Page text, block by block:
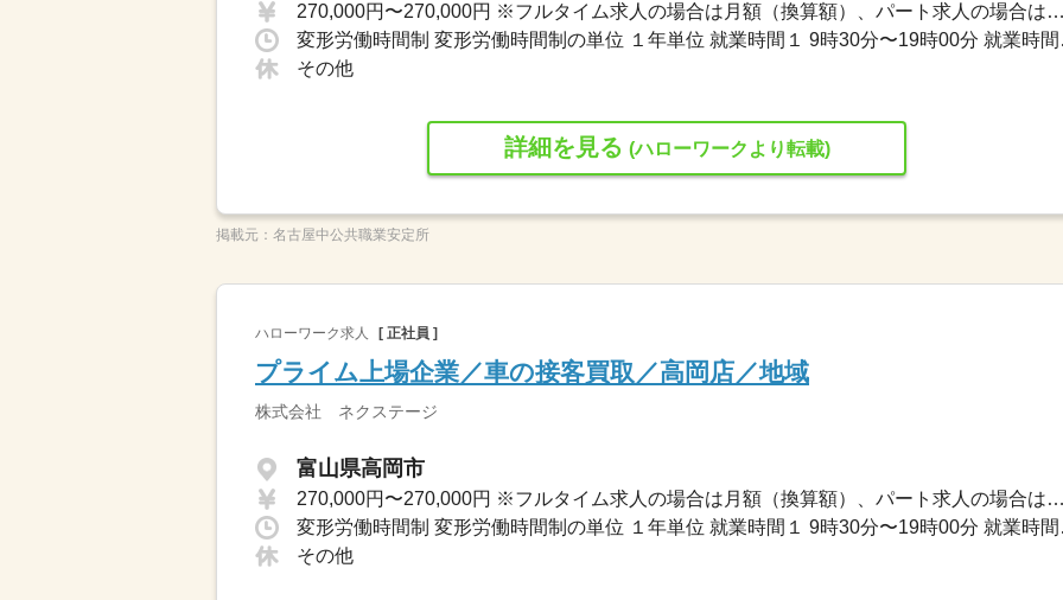
270,000円〜270,000円 ※フルタイム求人の場合は月額（換算額）、パート求人の場合は時間額を表示しています。
変形労働時
その他
詳細を見る (ハローワークより転載)
掲載元： 名古屋中公共職業安定所
ハローワーク求人 [ 正社員 ]
プライム上場企業／車の接客買取／高岡店／地域
株式会社 ネクステージ
富山県高岡市
270,000円〜270,000円 ※フルタイム求人の場合は月額（換算額）、パート求人の場合は時間額を表示しています。
変形労働時
その他